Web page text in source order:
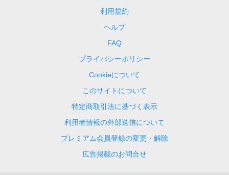
利用規約
ヘルプ
FAQ
プライバシーポリシー
Cookieについて
このサイトについて
特定商取引法に基づく表示
利用者情報の外部送信について
プレミアム会員登録の変更・解除
広告掲載のお問合せ